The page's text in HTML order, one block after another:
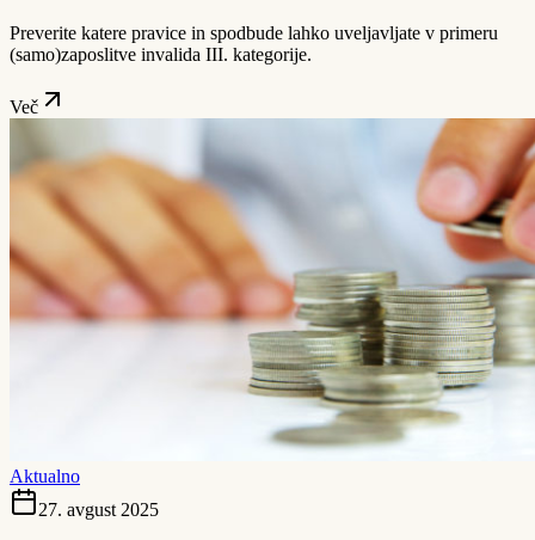
Preverite katere pravice in spodbude lahko uveljavljate v primeru
(samo)zaposlitve invalida III. kategorije.
Več
Aktualno
27. avgust 2025